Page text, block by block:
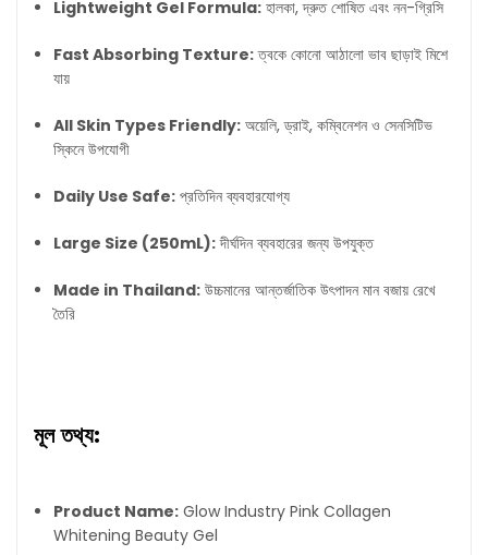
Lightweight Gel Formula: হালকা, দ্রুত শোষিত এবং নন-গ্রিসি
Fast Absorbing Texture:ত্বকে কোনো আঠালো ভাব ছাড়াই মিশে
যায়
All Skin Types Friendly: অয়েলি, ড্রাই, কম্বিনেশন ও সেনসিটিভ
স্কিনে উপযোগী
Daily Use Safe: প্রতিদিন ব্যবহারযোগ্য
Large Size (250mL):দীর্ঘদিন ব্যবহারের জন্য উপযুক্ত
Made in Thailand: উচ্চমানের আন্তর্জাতিক উৎপাদন মান বজায় রেখে
তৈরি
মূল তথ্য:
Product Name: Glow Industry Pink Collagen
Whitening Beauty Gel